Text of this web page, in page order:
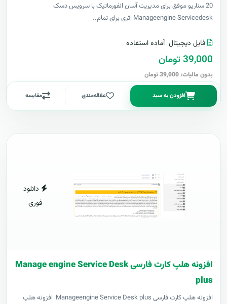
20 سناریو موفق برای مدیریت آسان انفورماتیک با سرویس دسک
Manageengine Servicedesk اثری برای تمام..
فایل دیجیتال آماده استفاده
39,000 تومان
بدون مالیات: 39,000 تومان
افزودن به سبد علاقه‌مندی مقایسه
دانلود
فوری
افزونه هلپ کارت فارسی Manage engine Service Desk
plus
افزونه هلپ کارت فارسی Manageengine Service Desk plus افزونه هلپ